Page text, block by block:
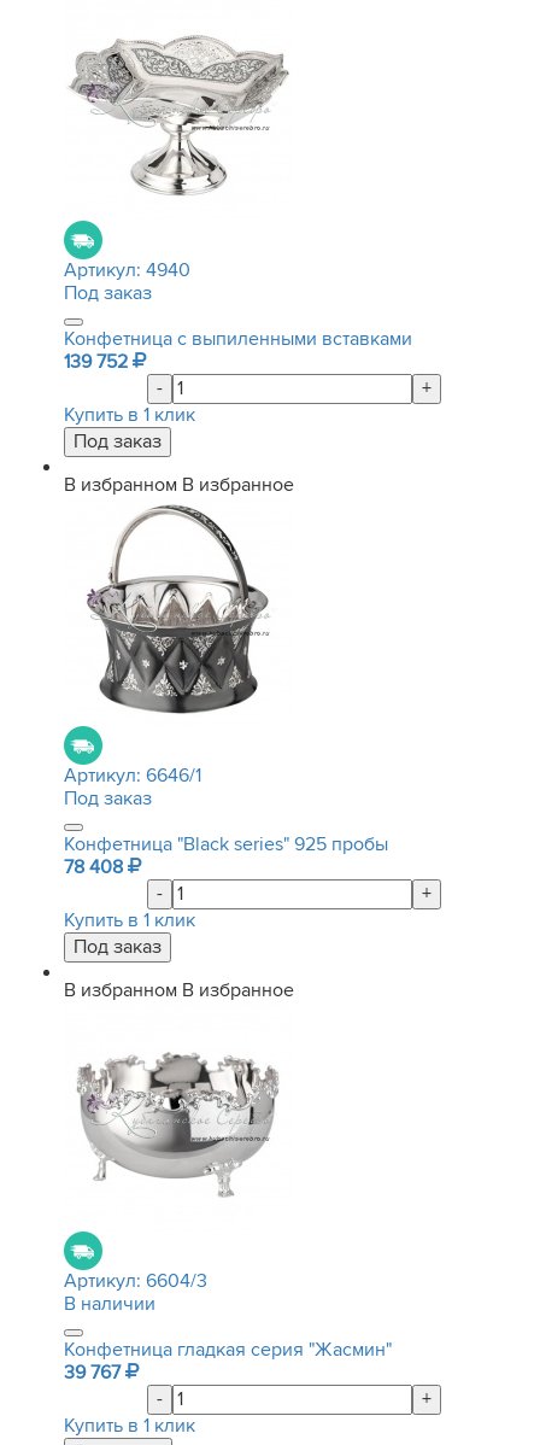
Артикул: 4940
Под заказ
Конфетница с выпиленными вставками
139 752
-
+
Купить в 1 клик
В избранном В избранное
Артикул: 6646/1
Под заказ
Конфетница "Black series" 925 пробы
78 408
-
+
Купить в 1 клик
В избранном В избранное
Артикул: 6604/3
В наличии
Конфетница гладкая серия "Жасмин"
39 767
-
+
Купить в 1 клик